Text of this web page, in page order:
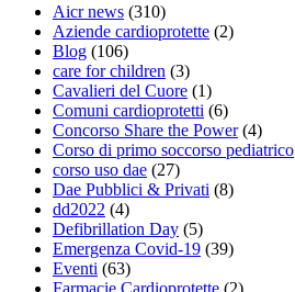
Aicr news (310)
Aziende cardioprotette (2)
Blog (106)
care for children (3)
Cavalieri del Cuore (1)
Comuni cardioprotetti (6)
Concorso Share the Power(4)
Corso di primo soccorso pediatrico
corso uso dae (27)
Dae Pubblici & Privati (8)
dd2022 (4)
Defibrillation Day (5)
Emergenza Covid-19 (39)
Eventi (63)
Farmacie Cardioprotette (2)